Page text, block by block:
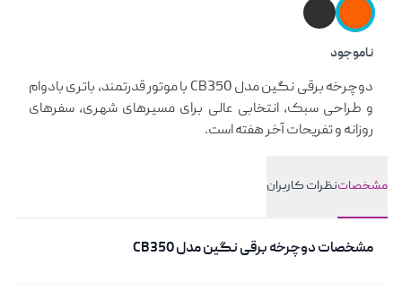
ناموجود
معرفی کوتاه محصول
دوچرخه برقی نگین مدل CB350 با موتور قدرتمند، باتری بادوام
و طراحی سبک، انتخابی عالی برای مسیرهای شهری، سفرهای
روزانه و تفریحات آخر هفته است.
مشخصاتنظرات کاربران
مشخصات
مشخصاتدوچرخه برقی نگین مدل CB350